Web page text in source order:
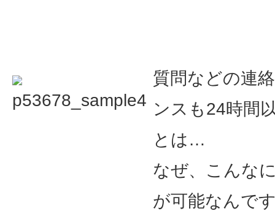
質問などの連
ンスも24時間
とは…
なぜ、こんな
が可能なんで